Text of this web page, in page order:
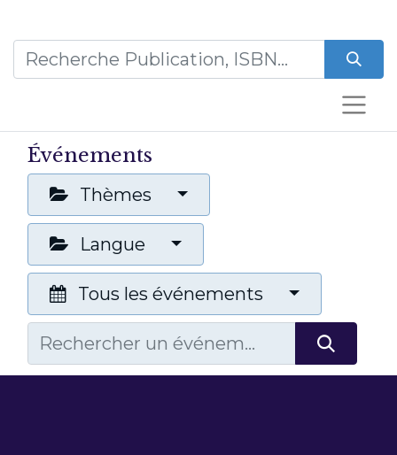
Événements
Thèmes
Langue
Tous les événements